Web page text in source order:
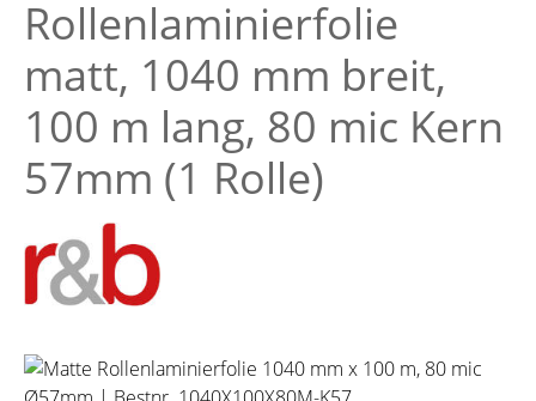
Rollenlaminierfolie
matt, 1040 mm breit,
100 m lang, 80 mic Kern
57mm (1 Rolle)
Bildergalerie überspringen